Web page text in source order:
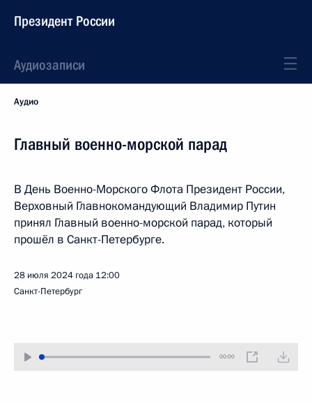
Президент России
Аудиозаписи
Аудио
Главный военно-морской парад
В День Военно-Морского Флота Президент России,
Верховный Главнокомандующий Владимир Путин
принял Главный военно-морской парад, который
прошёл в Санкт-Петербурге.
28 июля 2024 года 12:00
Санкт-Петербург
00:00